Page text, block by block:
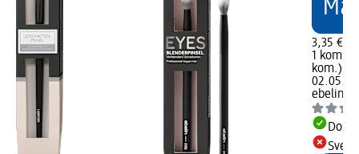
3,35 €
1 kom.
kom.)
ebelin
Sve